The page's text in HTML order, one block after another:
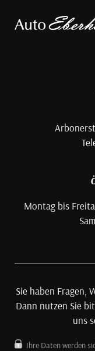
Montag bis
Sie haben Fragen,
Dann nutzen Sie
uns
Ihre Daten werden